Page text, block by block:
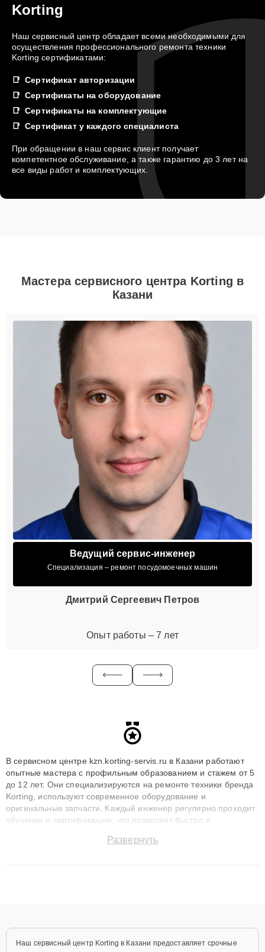
Korting
Наш сервисный центр обладает всеми необходимыми для
осуществления профессионального ремонта техники
Korting сертификатами:
Сертификат авторизации
Сертификаты на оборудование
Сертификаты на комплектующие
Сертификат у каждого специалиста
При обращении в наш сервис клиент получает
компетентное обслуживание, а также гарантию до 3 лет на
все виды работ и комплектующих.
Мастера сервисного центра Korting в
Казани
Ведущий сервис-инженер
Специализация – ремонт посудомоечных машин
Дмитрий Сергеевич Петров
Опыт работы – 7 лет
В сервисном центре kzn.korting-servis.ru в Казани работают
опытные мастера с профильным образованием и стажем от 5
до 12 лет. Они специализируются на ремонте техники бренда
Korting, используют современное оборудование и
оригинальные запчасти. Каждый инженер регулярно проходит
обучение и сертификацию, что позволяет быстро и
сохранением гарантии до 3 лет. Наши мастера решают
Развернуть
Наш сервисный центр Korting в Казани предоставляет срочные